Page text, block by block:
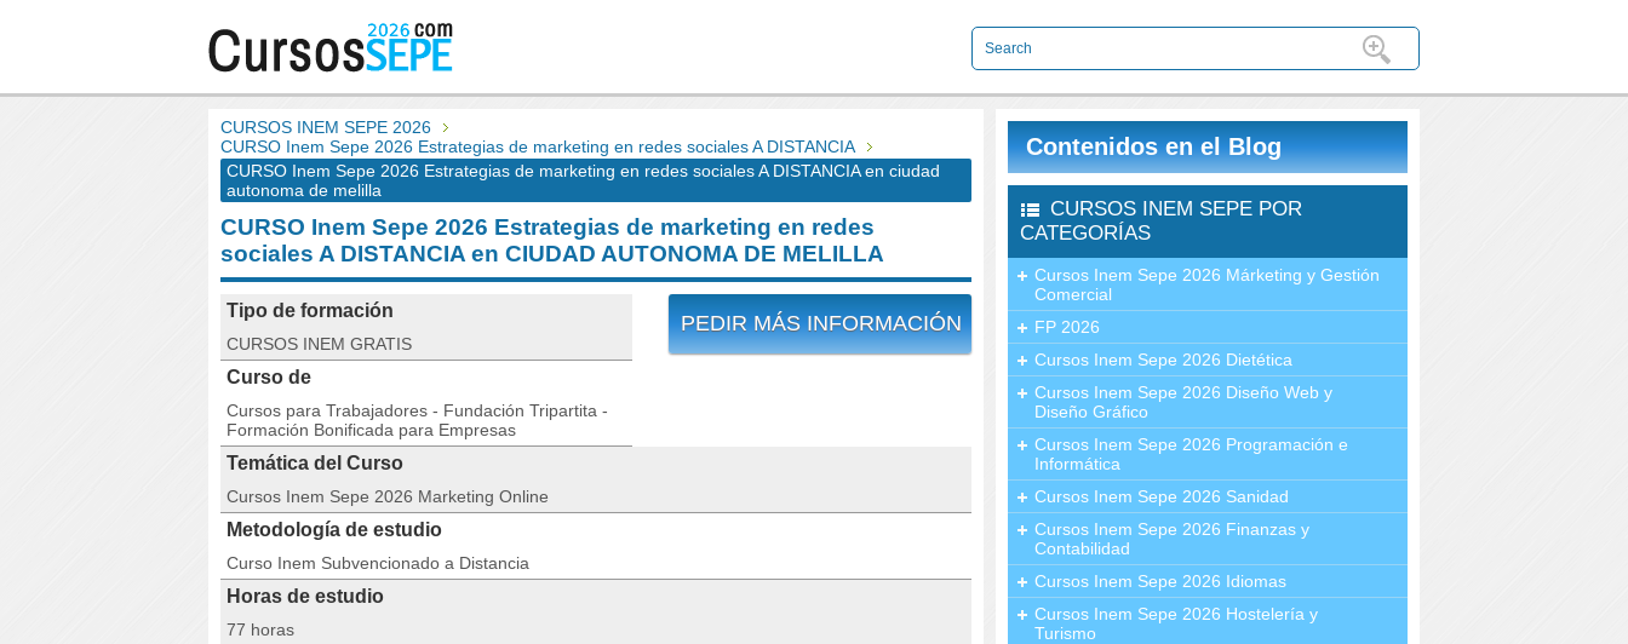
CURSOS INEM SEPE 2026
CURSO Inem Sepe 2026 Estrategias de marketing en redes sociales A DISTANCIA
CURSO Inem Sepe 2026 Estrategias de marketing en redes sociales A DISTANCIA en ciudad
autonoma de melilla
CURSO Inem Sepe 2026 Estrategias de marketing en redes
sociales A DISTANCIA en CIUDAD AUTONOMA DE MELILLA
PEDIR MÁS INFORMACIÓN
Tipo de formación
CURSOS INEM GRATIS
Curso de
Cursos para Trabajadores - Fundación Tripartita -
Formación Bonificada para Empresas
Temática del Curso
Cursos Inem Sepe 2026 Marketing Online
Metodología de estudio
Curso Inem Subvencionado a Distancia
Horas de estudio
77 horas
Contenidos en el Blog
CURSOS INEM SEPE POR
CATEGORÍAS
Cursos Inem Sepe 2026 Márketing y Gestión
Comercial
FP 2026
Cursos Inem Sepe 2026 Dietética
Cursos Inem Sepe 2026 Diseño Web y
Diseño Gráfico
Cursos Inem Sepe 2026 Programación e
Informática
Cursos Inem Sepe 2026 Sanidad
Cursos Inem Sepe 2026 Finanzas y
Contabilidad
Cursos Inem Sepe 2026 Idiomas
Cursos Inem Sepe 2026 Hostelería y
Turismo